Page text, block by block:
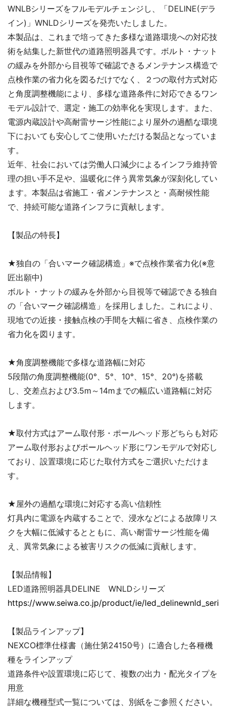
WNLBシリーズをフルモデルチェンジし、「DELINE(デラ
イン)」WNLDシリーズを発売いたしました。
本製品は、これまで培ってきた多様な道路環境への対応技
術を結集した新世代の道路照明器具です。ボルト・ナット
の緩みを外部から目視等で確認できるメンテナンス構造で
点検作業の省力化を図るだけでなく、２つの取付方式対応
と角度調整機能により、多様な道路条件に対応できるワン
モデル設計で、選定・施工の効率化を実現します。また、
電源内蔵設計や高耐雷サージ性能により屋外の過酷な環境
下においても安心してご使用いただける製品となっていま
す。
近年、社会においては労働人口減少によるインフラ維持管
理の担い手不足や、温暖化に伴う異常気象が深刻化してい
ます。本製品は省施工・省メンテナンスと・高耐候性能
で、持続可能な道路インフラに貢献します。
【製品の特長】
★独自の「合いマーク確認構造」※で点検作業省力化(※意
匠出願中)
ボルト・ナットの緩みを外部から目視等で確認できる独自
の「合いマーク確認構造」を採用しました。これにより、
現地での近接・接触点検の手間を大幅に省き、点検作業の
省力化を図ります。
★角度調整機能で多様な道路幅に対応
5段階の角度調整機能(0°、5°、10°、15°、20°)を搭載
し、交差点および3.5m～14mまでの幅広い道路幅に対応
します。
★取付方式はアーム取付形・ポールヘッド形どちらも対応
アーム取付形およびポールヘッド形にワンモデルで対応し
ており、設置環境に応じた取付方式をご選択いただけま
す。
★ 屋外の過酷な環境に対応する高い信頼性
灯具内に電源を内蔵することで、浸水などによる故障リス
クを大幅に低減するとともに、高い耐雷サージ性能を備
え、異常気象による被害リスクの低減に貢献します。
【製品情報】
LED道路照明器具DELINE WNLDシリーズ
https://www.seiwa.co.jp/product/ie/
【製品ラインアップ】
NEXCO標準仕様書（施仕第24150号）に適合した各種機
種をラインアップ
道路条件や設置環境に応じて、複数の出力・配光タイプを
用意
詳細な機種型式一覧については、別紙をご参照ください。